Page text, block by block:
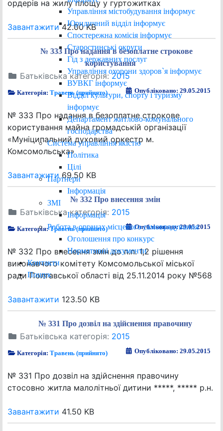
Управління містобудування інформує
Юридичний відділ інформує
Спостережна комісія інформує
Старостинські округи
Гід з державних послуг
Управління охорони здоров`я інформує
ВУВКГ інформує
Відділ культури, спорту і туризму
інформує
Департамент житлово-комунального
господарства
Система управління якістю
Політика
Цілі
Партнери
Інформація
ЗМІ
Інформація
Робота в органах місцевого самоврядування
Оголошення про конкурс
Нормативні документи
Контакти
Пошук
ордерів на жилу площу у гуртожитках
Завантажити42.00 KB
№ 333 Про надання в безоплатне строкове
користування
Батьківська категорія:2015
Категорія:Травень (прийнято) Опубліковано: 29.05.2015
№ 333 Про надання в безоплатне строкове
користування майна громадській організації
«Муніципальний духовий оркестр м.
Комсомольська»
Завантажити69.50 KB
№ 332 Про внесення змін
Батьківська категорія: 2015
Категорія:Травень (прийнято) Опубліковано: 29.05.2015
№ 332 Про внесення змін до п.п. 1,2 рішення
виконавчого комітету Комсомольської міської
ради Полтавської області від 25.11.2014 року №568
Завантажити 123.50 KB
№ 331 Про дозвіл на здійснення правочину
Батьківська категорія: 2015
Категорія:Травень (прийнято) Опубліковано: 29.05.2015
№ 331 Про дозвіл на здійснення правочину
стосовно житла малолітньої дитини *****, ***** р.н.
Завантажити 41.50 KB